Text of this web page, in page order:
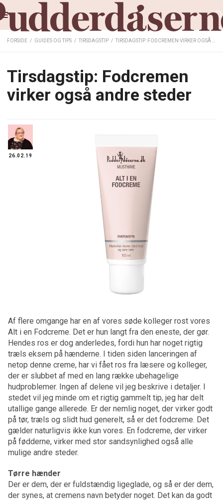
FORSIDE / GUIDES OG TIPS / TIRSDAGSTIP / TIRSDAGSTIP: FODCREMEN VIRKER OGSÅ ANDRE STEDER
Tirsdagstip: Fodcremen
virker også andre steder
26.02.19
Af flere omgange har en af vores søde kolleger rost vores
Alt i en Fodcreme. Det er hun langt fra den eneste, der gør.
Hendes ros er dog anderledes, fordi hun har noget rigtig
træls eksem på hænderne. I tiden siden lanceringen af
netop denne creme, har vi fået ros fra læsere og kolleger,
der er slubbet af med en lang række ubehagelige
hudproblemer. Ingen af delene vil jeg beskrive i detaljer. I
stedet vil jeg minde om et rigtig gammelt tip, jeg har delt
utallige gange allerede. Er der nemlig noget, der virker godt
på tør, træls og slidt hud generelt, så er det fodcreme. Det
gælder naturligvis ikke kun vores. En fodcreme, der virker
på fødderne, virker med stor sandsynlighed også alle
mulige andre steder.
Tørre hænder
Der er dem, der er fuldstændig ligeglade, og så er der dem,
der synes, at cremens navn betyder noget. Det kan da godt